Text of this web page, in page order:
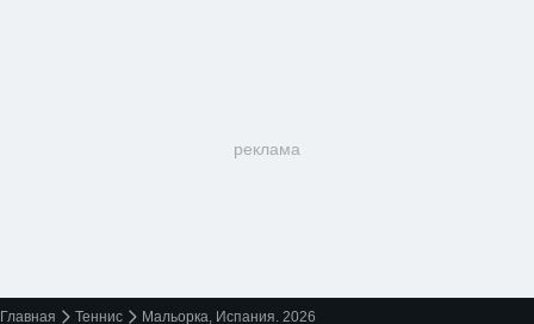
реклама
Главная Теннис Мальорка, Испания. 2026